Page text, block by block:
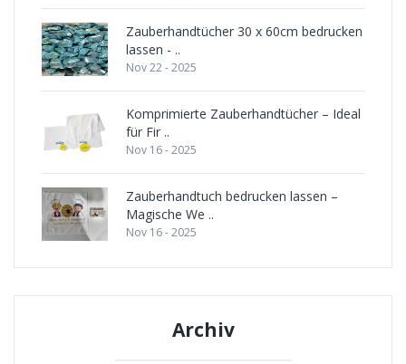
Zauberhandtücher 30 x 60cm bedrucken
lassen - ..
Nov 22 - 2025
Komprimierte Zauberhandtücher – Ideal
für Fir ..
Nov 16 - 2025
Zauberhandtuch bedrucken lassen –
Magische We ..
Nov 16 - 2025
Archiv